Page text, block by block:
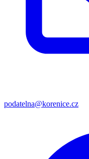
podatelna@korenice.cz